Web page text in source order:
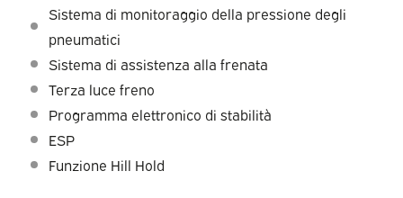
Sistema di monitoraggio della pressione degli
pneumatici
Sistema di assistenza alla frenata
Terza luce freno
Programma elettronico di stabilità
ESP
Funzione Hill Hold